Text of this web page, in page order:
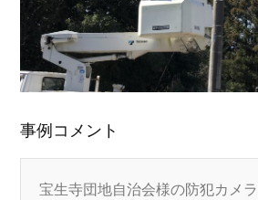
事例コメント
宝生寺団地自治会様の防犯カメ